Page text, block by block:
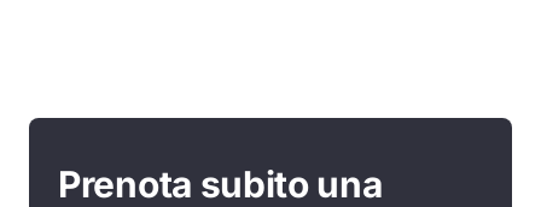
Prenota subito una